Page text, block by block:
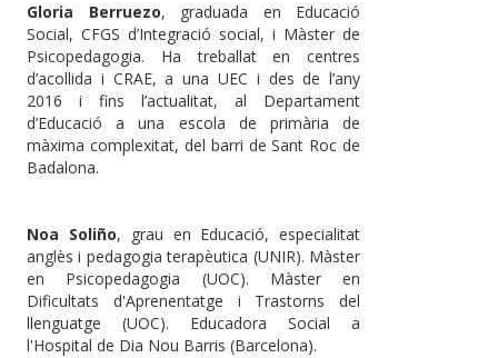
Gloria Berruezo, graduada en Educació
Social, CFGS d’Integració social, i Màster de
Psicopedagogia. Ha treballat en centres
d’acollida i CRAE, a una UEC i des de l’any
2016 i fins l’actualitat, al Departament
d’Educació a una escola de primària de
màxima complexitat, del barri de Sant Roc de
Badalona.
Noa Soliño, grau en Educació, especialitat
anglès i pedagogia terapèutica (UNIR). Màster
en Psicopedagogia (UOC). Màster en
Dificultats d'Aprenentatge i Trastorns del
llenguatge (UOC). Educadora Social a
l'Hospital de Dia Nou Barris (Barcelona).